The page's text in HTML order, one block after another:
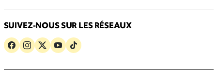
SUIVEZ-NOUS SUR LES RÉSEAUX